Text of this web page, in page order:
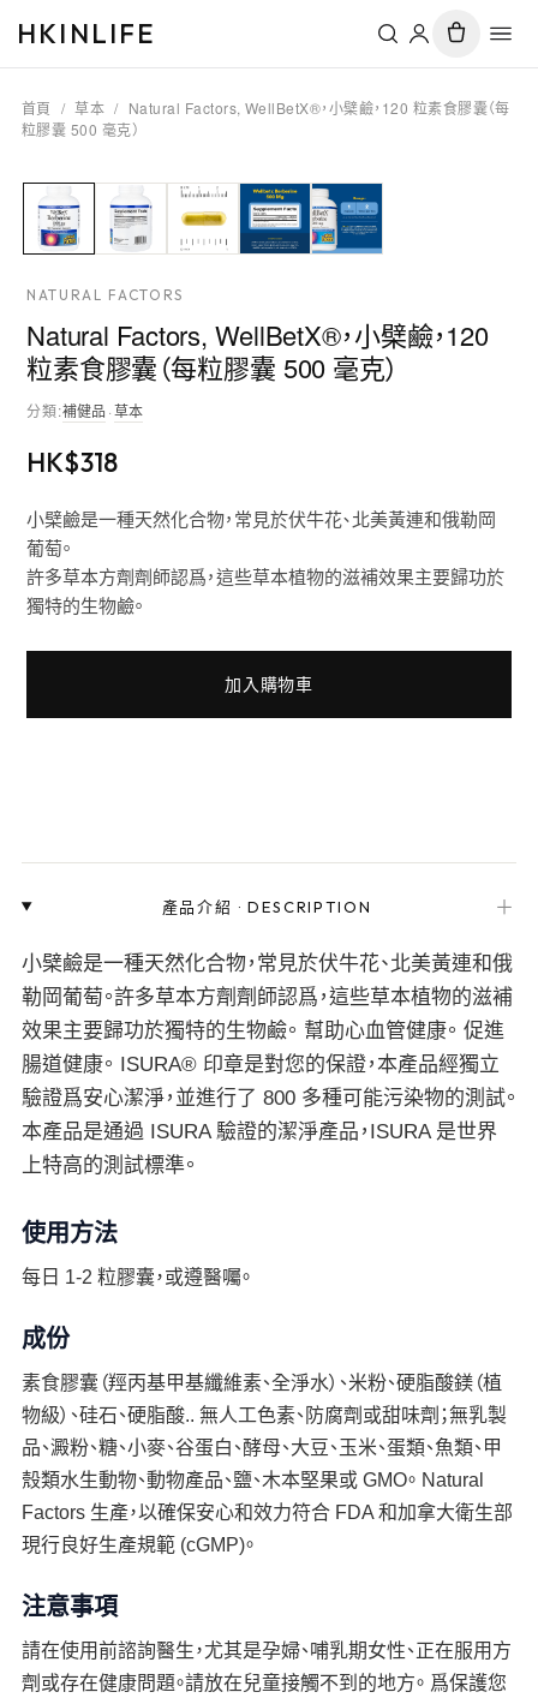
HKINLIFE
首頁 / 草本 / Natural Factors, WellBetX®，小檗鹼，120 粒素食膠囊（每
粒膠囊 500 毫克）
NATURAL FACTORS
Natural Factors, WellBetX®，小檗鹼，120
粒素食膠囊（每粒膠囊 500 毫克）
分類:補健品 ·草本
HK$318
小檗鹼是一種天然化合物，常見於伏牛花、北美黃連和俄勒岡
葡萄。
許多草本方劑劑師認爲，這些草本植物的滋補效果主要歸功於
獨特的生物鹼。
加入購物車
產品介紹 ·DESCRIPTION ＋
小檗鹼是一種天然化合物，常見於伏牛花、北美黃連和俄
勒岡葡萄。許多草本方劑劑師認爲，這些草本植物的滋補
效果主要歸功於獨特的生物鹼。 幫助心血管健康。 促進
腸道健康。 ISURA® 印章是對您的保證，本產品經獨立
驗證爲安心潔淨，並進行了 800 多種可能污染物的測試。
本產品是通過 ISURA 驗證的潔淨產品，ISURA 是世界
上特高的測試標準。
使用方法
每日 1-2 粒膠囊，或遵醫囑。
成份
素食膠囊（羥丙基甲基纖維素、全淨水）、米粉、硬脂酸鎂（植
物級）、硅石、硬脂酸.. 無人工色素、防腐劑或甜味劑；無乳製
品、澱粉、糖、小麥、谷蛋白、酵母、大豆、玉米、蛋類、魚類、甲
殼類水生動物、動物產品、鹽、木本堅果或 GMO。 Natural
Factors 生產，以確保安心和效力符合 FDA 和加拿大衛生部
現行良好生產規範 (cGMP)。
注意事項
請在使用前諮詢醫生，尤其是孕婦、哺乳期女性、正在服用方
劑或存在健康問題。請放在兒童接觸不到的地方。 爲保護您